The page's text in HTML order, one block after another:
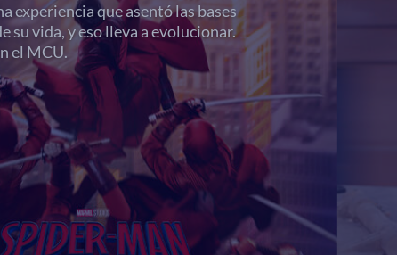
experiencia que asentó las bases
su vida, y eso lleva a evolucionar.
el MCU.